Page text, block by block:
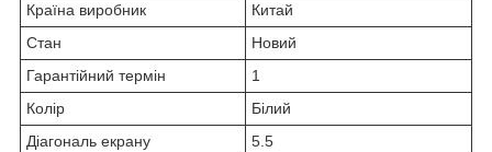
Країна виробник
Китай
Стан
Новий
Гарантійний термін
1
Колір
Білий
Діагональ екрану
5.5